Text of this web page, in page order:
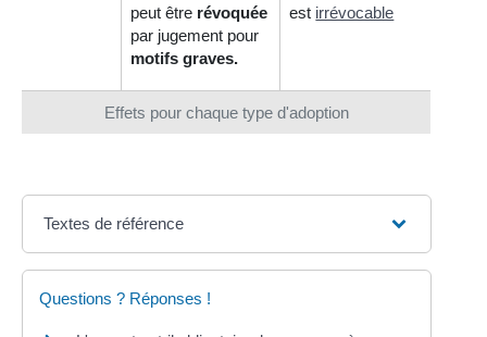
Effets pour chaque type d'adoption
peut être révoquée
par jugement pour
motifs graves.
est irrévocable
Textes de référence
Questions ? Réponses !